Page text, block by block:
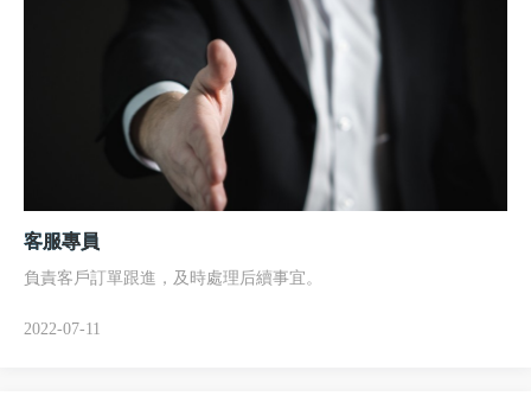
客服專員
負責客戶訂單跟進，及時處理后續事宜。
2022-07-11